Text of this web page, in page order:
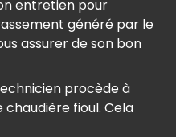
entretien pour
généré par le
assurer de son bon
procède à
fioul. Cela